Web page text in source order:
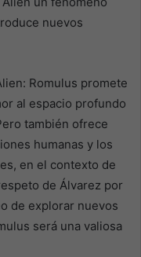
nuevos
Romulus promete
al espacio profundo
también ofrece
humanas y los
en el contexto de
de Álvarez por
de explorar nuevos
será una valiosa